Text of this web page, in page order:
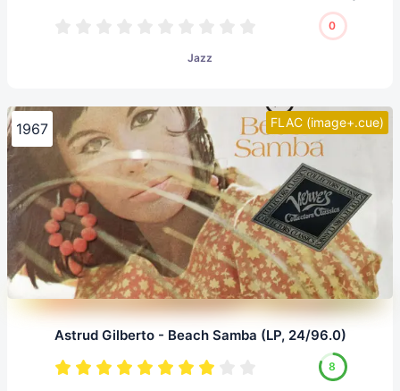
0
Jazz
FLAC (image+.cue)
1967
Astrud Gilberto - Beach Samba (LP, 24/96.0)
8